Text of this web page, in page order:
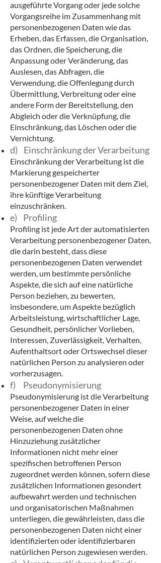
ausgeführte Vorgang oder jede solche
Vorgangsreihe im Zusammenhang mit
personenbezogenen Daten wie das
Erheben, das Erfassen, die Organisation,
das Ordnen, die Speicherung, die
Anpassung oder Veränderung, das
Auslesen, das Abfragen, die
Verwendung, die Offenlegung durch
Übermittlung, Verbreitung oder eine
andere Form der Bereitstellung, den
Abgleich oder die Verknüpfung, die
Einschränkung, das Löschen oder die
Vernichtung.
d) Einschränkung der Verarbeitung
Einschränkung der Verarbeitung ist die
Markierung gespeicherter
personenbezogener Daten mit dem Ziel,
ihre künftige Verarbeitung
einzuschränken.
e) Profiling
Profiling ist jede Art der automatisierten
Verarbeitung personenbezogener Daten,
die darin besteht, dass diese
personenbezogenen Daten verwendet
werden, um bestimmte persönliche
Aspekte, die sich auf eine natürliche
Person beziehen, zu bewerten,
insbesondere, um Aspekte bezüglich
Arbeitsleistung, wirtschaftlicher Lage,
Gesundheit, persönlicher Vorlieben,
Interessen, Zuverlässigkeit, Verhalten,
Aufenthaltsort oder Ortswechsel dieser
natürlichen Person zu analysieren oder
vorherzusagen.
f) Pseudonymisierung
Pseudonymisierung ist die Verarbeitung
personenbezogener Daten in einer
Weise, auf welche die
personenbezogenen Daten ohne
Hinzuziehung zusätzlicher
Informationen nicht mehr einer
spezifischen betroffenen Person
zugeordnet werden können, sofern diese
zusätzlichen Informationen gesondert
aufbewahrt werden und technischen
und organisatorischen Maßnahmen
unterliegen, die gewährleisten, dass die
personenbezogenen Daten nicht einer
identifizierten oder identifizierbaren
natürlichen Person zugewiesen werden.